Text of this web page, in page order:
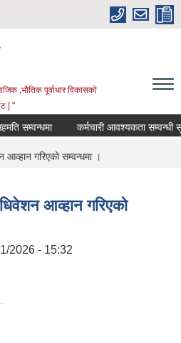
,भौतिक पूर्वाधार विकासको
| "
सम्वन्धमा कर्मचारी आवश्यकता सम्वन्धी सूचना
गरिएको सम्वन्धमा ।
आव्हान गरिएको
2026 - 15:32